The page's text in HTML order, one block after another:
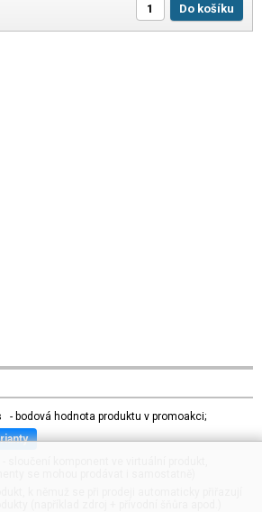
Do košíku
- bodová hodnota produktu v promoakci;